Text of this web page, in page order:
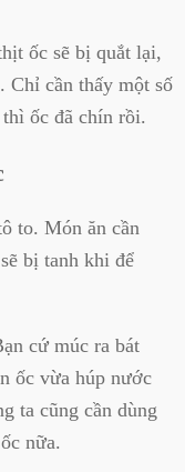
ốc sẽ bị quắt lại,
Chỉ cần thấy một số
ốc đã chín rồi.
to. Món ăn cần
bị tanh khi để
cứ múc ra bát
ốc vừa húp nước
ta cũng cần dùng
nữa.